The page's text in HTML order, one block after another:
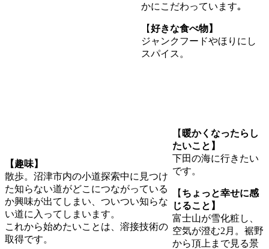
かにこだわっています｡
【好きな食べ物】
ジャンクフードやほりにし
スパイス。
【趣味】
散歩。沼津市内の小道探索中に見つけ
た知らない道がどこにつながっている
か興味が出てしまい、ついつい知らな
い道に入ってしまいます。
これから始めたいことは、溶接技術の
取得です。
【 暖かくなったらし
たいこと】
下田の海に行きたい
です。
【 ちょっと幸せに感
じること】
富士山が雪化粧し、
空気が澄む2月。裾野
から頂上まで見る景